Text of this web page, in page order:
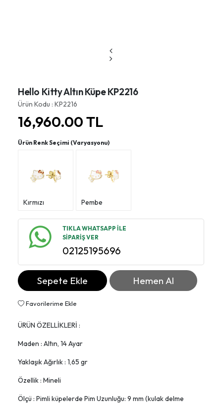
Hello Kitty Altın Küpe KP2216
Ürün Kodu : KP2216
16,960.00TL
Ürün Renk Seçimi (Varyasyonu)
Kırmızı Pembe
TIKLA WHATSAPP İLE
SİPARİŞ VER
02125195696
Sepete Ekle Hemen Al
Favorilerime Ekle
ÜRÜN ÖZELLİKLERİ :
Maden : Altın, 14 Ayar
Yaklaşık Ağırlık : 1,65 gr
Özellik : Mineli
Ölçü : Pimli küpelerde Pim Uzunluğu: 9 mm (kulak delme